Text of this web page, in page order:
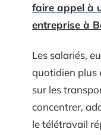
faire appel à
entreprise à
Les salariés,
quotidien plus
sur les
concentrer,
le télétravail